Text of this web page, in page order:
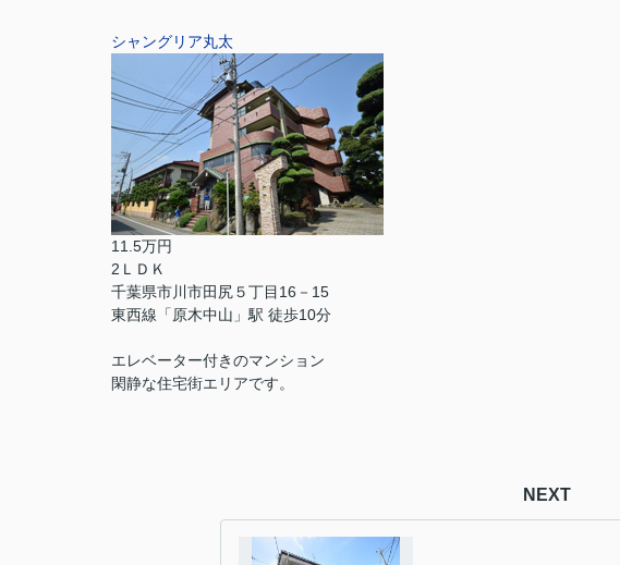
シャングリア丸太
11.5万円
2ＬＤＫ
千葉県市川市田尻５丁目16－15
東西線「原木中山」駅 徒歩10分
エレベーター付きのマンション
閑静な住宅街エリアです。
NEXT